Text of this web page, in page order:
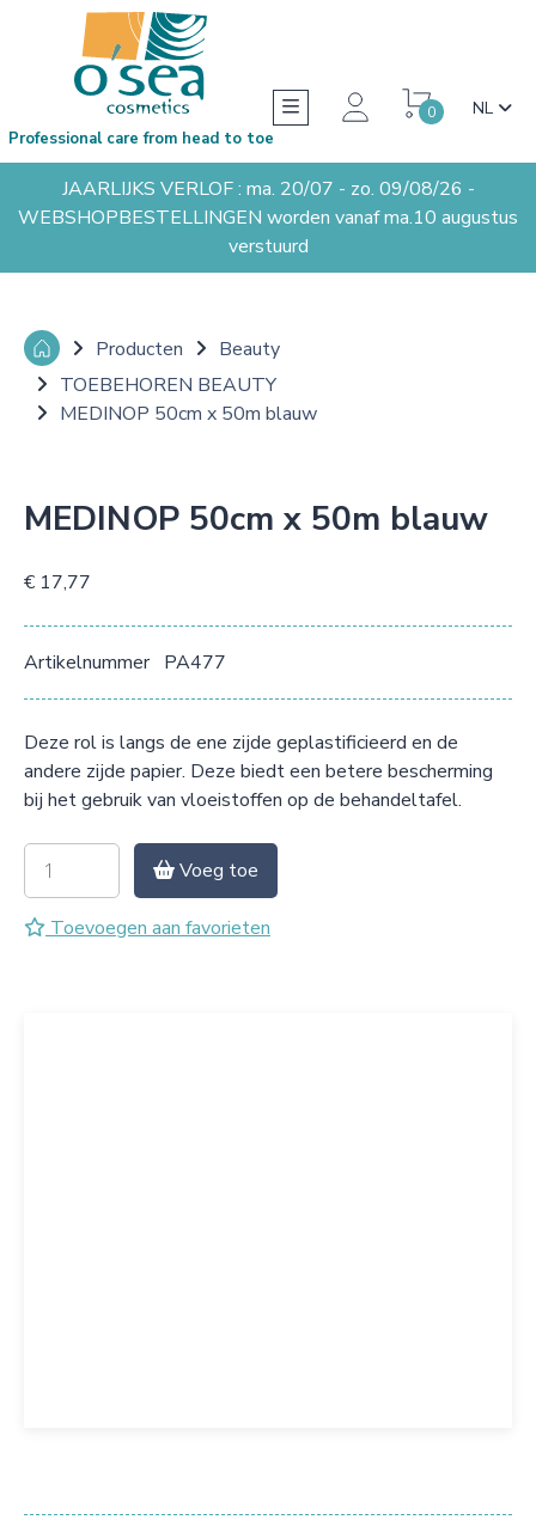
0 NL
Professional care from head to toe
JAARLIJKS VERLOF : ma. 20/07 - zo. 09/08/26 -
WEBSHOPBESTELLINGEN worden vanaf ma.10 augustus
verstuurd
Producten
Beauty
TOEBEHOREN BEAUTY
MEDINOP 50cm x 50m blauw
MEDINOP 50cm x 50m blauw
€ 17,77
Artikelnummer PA477
Deze rol is langs de ene zijde geplastificieerd en de
andere zijde papier. Deze biedt een betere bescherming
bij het gebruik van vloeistoffen op de behandeltafel.
Voeg toe
Toevoegen aan favorieten